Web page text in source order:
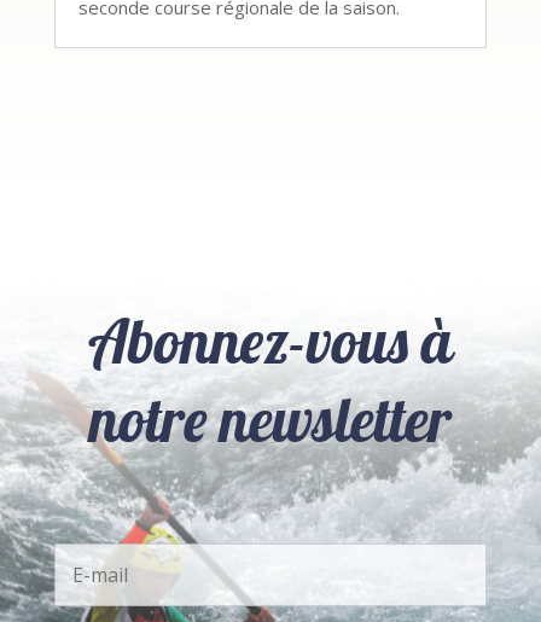
seconde course régionale de la saison.
Abonnez-vous à
notre newsletter